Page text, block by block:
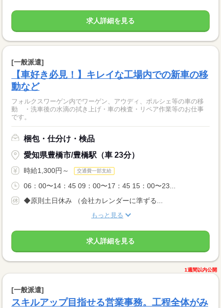
求人詳細を見る
[一般派遣]
【車好き必見！】キレイな工場内での新車の移
動など
フォルクスワーゲン内でワーゲン、アウディ、ポルシェ等の車の移
動 ・洗車後の水滴の拭き上げ・車の検査・リペア作業等のお仕事
です。
梱包・仕分け・検品
愛知県豊橋市/豊橋駅（車 23分）
時給1,300円～ 交通費一部支給
06：00〜14：45 09：00〜17：45 15：00〜23...
◆原則土日休み （会社カレンダーに準ずる...
もっと見る
求人詳細を見る
1週間以内公開
[一般派遣]
スキルアップ目指せる営業事務。工程全体がみ